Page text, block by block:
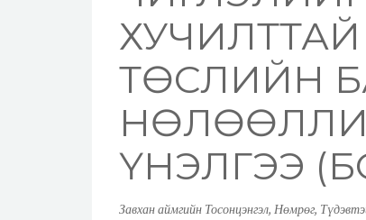
ТӨСЛИЙН
ҮНЭЛГЭЭ
Завхан аймгийн Тосонцэнгэл, Нөмрөг,